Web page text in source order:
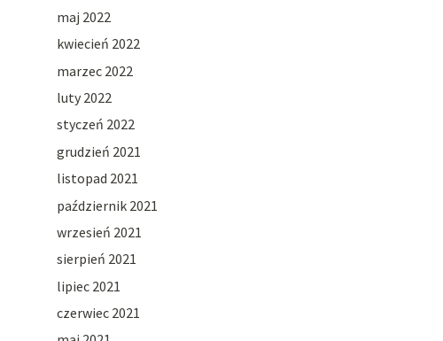
maj 2022
kwiecień 2022
marzec 2022
luty 2022
styczeń 2022
grudzień 2021
listopad 2021
październik 2021
wrzesień 2021
sierpień 2021
lipiec 2021
czerwiec 2021